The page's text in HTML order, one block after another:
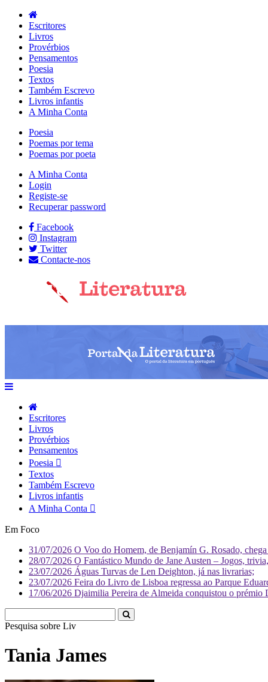
Escritores
Livros
Provérbios
Pensamentos
Poesia
Textos
Também Escrevo
Livros infantis
A Minha Conta
Poesia
Poemas por tema
Poemas por poeta
A Minha Conta
Login
Registe-se
Recuperar password
Facebook
Instagram
Twitter
Contacte-nos
Escritores
Livros
Provérbios
Pensamentos
Poesia
Textos
Também Escrevo
Livros infantis
A Minha Conta
Em Foco
31/07/2026 O Voo do Homem, de Benjamín G. Rosado,
28/07/2026 O Fantástico Mundo de Jane Austen – Jogos,
23/07/2026 Águas Turvas de Len Deighton, já nas livrarias;
23/07/2026 Feira do Livro de Lisboa regressa ao Parque
17/06/2026 Djaimilia Pereira de Almeida conquistou o
Pesquisa sobre Literatura
Tania James